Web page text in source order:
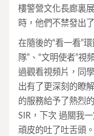
樓警營文化長廊裏
時，他們不禁發出
在隨後的“看一看”
隊”、“文明使者”視
過觀看視頻片，同
出有了更深刻的瞭
的服務給予了熱烈
SIR，下次 過關我
頑皮的吐了吐舌頭。